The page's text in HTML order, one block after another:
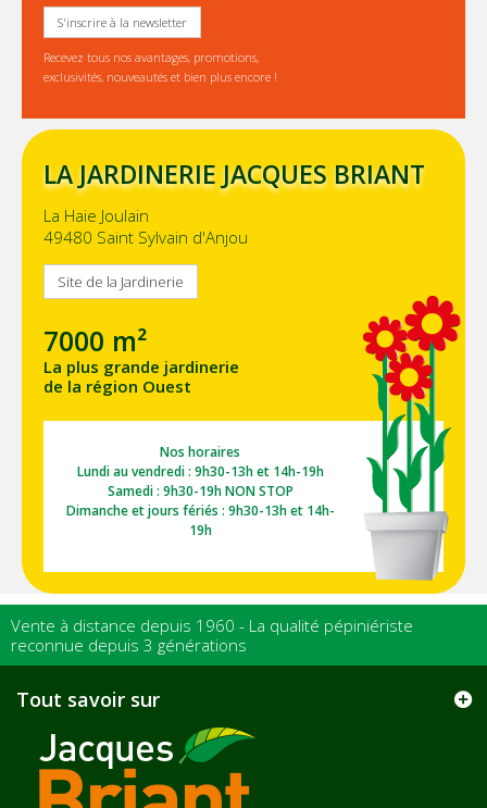
S'inscrire à la newsletter
Recevez tous nos avantages, promotions,
exclusivités, nouveautés et bien plus encore !
LA JARDINERIE JACQUES BRIANT
La Haie Joulain
49480 Saint Sylvain d'Anjou
Site de la Jardinerie
7000 m²
La plus grande jardinerie
de la région Ouest
Nos horaires
Lundi au vendredi : 9h30-13h et 14h-19h
Samedi : 9h30-19h NON STOP
Dimanche et jours fériés : 9h30-13h et 14h-
19h
Vente à distance depuis 1960 - La qualité pépiniériste
reconnue depuis 3 générations
Tout savoir sur